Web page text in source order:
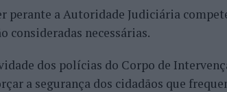
perante a Autoridade Judiciária
consideradas necessárias.
dos polícias do Corpo de
a segurança dos cidadãos que